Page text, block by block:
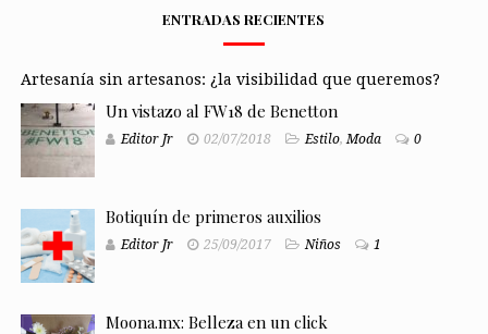
ENTRADAS RECIENTES
Artesanía sin artesanos: ¿la visibilidad que queremos?
Un vistazo al FW18 de Benetton
Editor Jr 02/07/2018 Estilo, Moda 0
Botiquín de primeros auxilios
Editor Jr 25/09/2017 Niños 1
Moona.mx: Belleza en un click